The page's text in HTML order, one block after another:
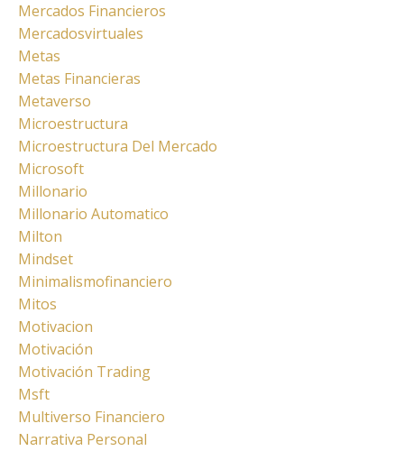
Mercados Financieros
Mercadosvirtuales
Metas
Metas Financieras
Metaverso
Microestructura
Microestructura Del Mercado
Microsoft
Millonario
Millonario Automatico
Milton
Mindset
Minimalismofinanciero
Mitos
Motivacion
Motivación
Motivación Trading
Msft
Multiverso Financiero
Narrativa Personal